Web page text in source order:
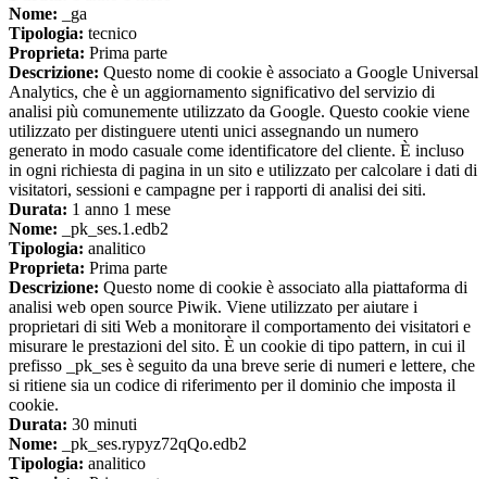
Nome: _ga
Tipologia: tecnico
Proprieta: Prima parte
Descrizione: Questo nome di cookie è associato a Google Universal
Analytics, che è un aggiornamento significativo del servizio di
analisi più comunemente utilizzato da Google. Questo cookie viene
utilizzato per distinguere utenti unici assegnando un numero
generato in modo casuale come identificatore del cliente. È incluso
in ogni richiesta di pagina in un sito e utilizzato per calcolare i dati di
visitatori, sessioni e campagne per i rapporti di analisi dei siti.
Durata: 1 anno 1 mese
Nome: _pk_ses.1.edb2
Tipologia: analitico
Proprieta: Prima parte
Descrizione: Questo nome di cookie è associato alla piattaforma di
analisi web open source Piwik. Viene utilizzato per aiutare i
proprietari di siti Web a monitorare il comportamento dei visitatori e
misurare le prestazioni del sito. È un cookie di tipo pattern, in cui il
prefisso _pk_ses è seguito da una breve serie di numeri e lettere, che
si ritiene sia un codice di riferimento per il dominio che imposta il
cookie.
Durata: 30 minuti
Nome: _pk_ses.rypyz72qQo.edb2
Tipologia: analitico